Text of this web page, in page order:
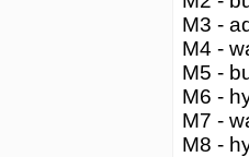
M3 -
M4 -
M5 -
M6 -
M7 -
M8 -